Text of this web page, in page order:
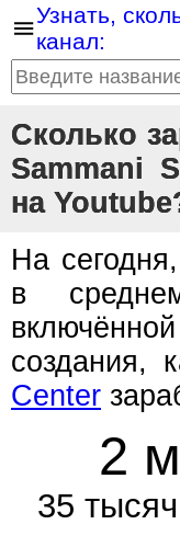
Узнать,
канал:
Сколько
Sammani
на
На
в
создания,
Center
2
35